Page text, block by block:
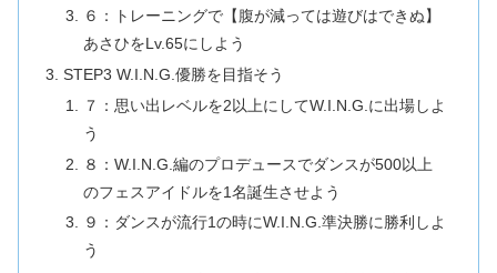
６：トレーニングで【腹が減っては遊びはできぬ】
あさひをLv.65にしよう
STEP3 W.I.N.G.優勝を目指そう
７：思い出レベルを2以上にしてW.I.N.G.に出場しよ
う
８：W.I.N.G.編のプロデュースでダンスが500以上
のフェスアイドルを1名誕生させよう
９：ダンスが流行1の時にW.I.N.G.準決勝に勝利しよ
う